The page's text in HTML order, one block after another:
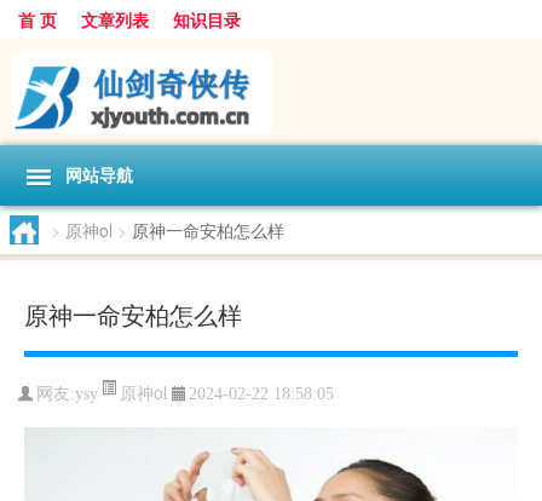
首 页 文章列表 知识目录
网站导航
> 原神ol > 原神一命安柏怎么样
原神一命安柏怎么样
网友:ysy 原神ol 2024-02-22 18:58:05